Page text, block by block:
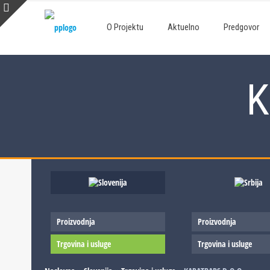
O Projektu Aktuelno Predgovor
Proizvodnja
Trgovina i usluge
Proizvodnja
Trgovina i usluge